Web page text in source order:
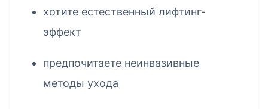
хотите естественный лифтинг-
эффект
предпочитаете неинвазивные
методы ухода